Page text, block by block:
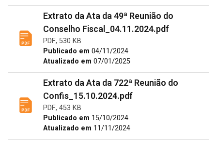
Extrato da Ata da 49ª Reunião do
Conselho Fiscal_04.11.2024.pdf
PDF, 530 KB
Publicado em 04/11/2024
Atualizado em 07/01/2025
Extrato da Ata da 722ª Reunião do
Confis_15.10.2024.pdf
PDF, 453 KB
Publicado em 15/10/2024
Atualizado em 11/11/2024